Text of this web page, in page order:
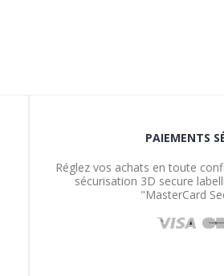
PAIEMENTS
Réglez vos achats en toute
sécurisation 3D secure
"MasterCard